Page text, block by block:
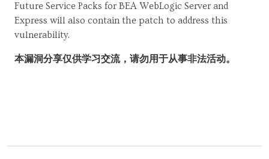
Future Service Packs for BEA WebLogic Server and
Express will also contain the patch to address this
vulnerability.
本漏洞分享仅供学习交流，请勿用于从事非法活动。